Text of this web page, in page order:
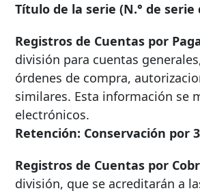
Título de la serie (N.° de serie
Registros de Cuentas por
división para cuentas
órdenes de compra,
similares. Esta información se
electrónicos.
Retención: Conservación por
Registros de Cuentas por
división, que se acreditarán a